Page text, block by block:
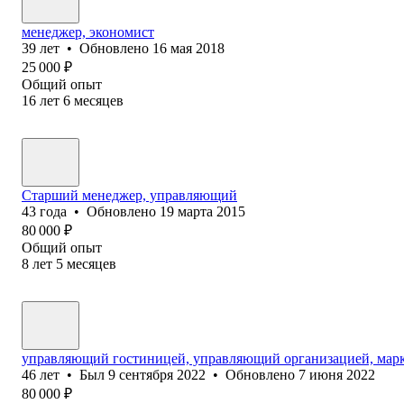
менеджер, экономист
39 лет • Обновлено 16 мая 2018
25 000 ₽
Общий опыт
16 лет 6 месяцев
Старший менеджер, управляющий
43 года • Обновлено 19 марта 2015
80 000 ₽
Общий опыт
8 лет 5 месяцев
управляющий гостиницей, управляющий организацией,
46 лет • Был 9 сентября 2022 • Обновлено 7 июня 2022
80 000 ₽